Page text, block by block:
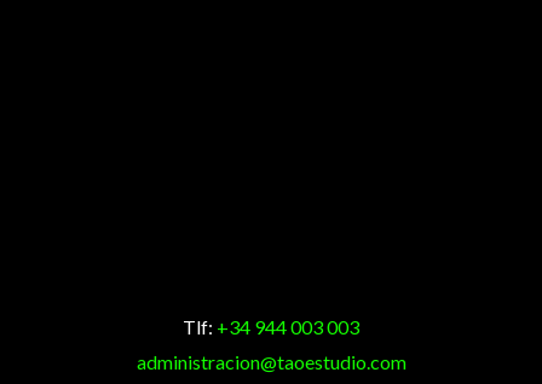
Tlf: +34 944 003 003
administracion@taoestudio.com